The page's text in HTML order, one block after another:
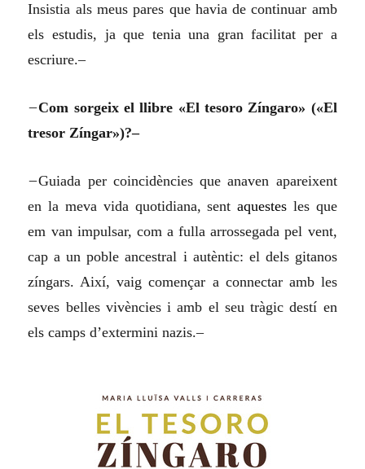
Insistia als meus pares que havia de continuar amb
els estudis, ja que tenia una gran facilitat per a
escriure.–
–Com sorgeix el llibre «El tesoro Zíngaro» («El
tresor Zíngar»)?–
–Guiada per coincidències que anaven apareixent
en la meva vida quotidiana, sentaquestes les que
em van impulsar, com a fulla arrossegada pel vent,
cap a un poble ancestral i autèntic: el dels gitanos
zíngars. Així, vaig començar a connectar amb les
seves belles vivències i amb el seu tràgic destí en
els camps d’extermini nazis.–